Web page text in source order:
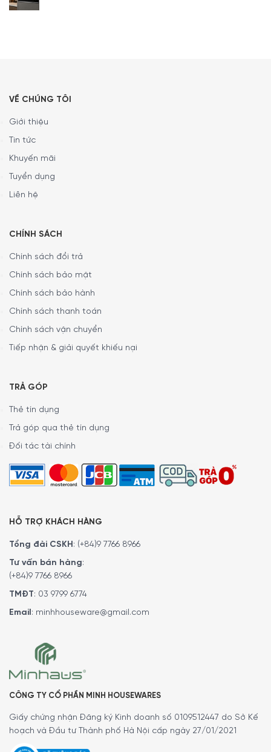
VỀ CHÚNG TÔI
Giới thiệu
Tin tức
Khuyến mãi
Tuyển dụng
Liên hệ
CHÍNH SÁCH
Chính sách đổi trả
Chính sách bảo mật
Chính sách bảo hành
Chính sách thanh toán
Chính sách vận chuyển
Tiếp nhận & giải quyết khiếu nại
TRẢ GÓP
Thẻ tín dụng
Trả góp qua thẻ tín dụng
Đối tác tài chính
HỖ TRỢ KHÁCH HÀNG
Tổng đài CSKH: (+84)9 7766 8966
Tư vấn bán hàng:
(+84)9 7766 8966
TMĐT: 03 9799 6774
Email: minhhouseware@gmail.com
CÔNG TY CỔ PHẦN MINH HOUSEWARES
Giấy chứng nhận Đăng ký Kinh doanh số 0109512447 do Sở Kế
hoạch và Đầu tư Thành phố Hà Nội cấp ngày 27/01/2021